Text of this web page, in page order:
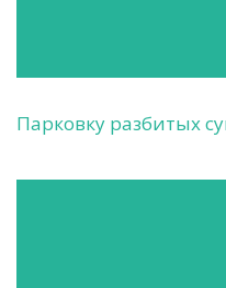
Парковку разбитых